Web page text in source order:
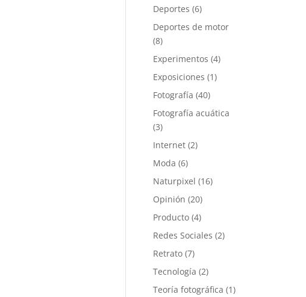
Deportes (6)
Deportes de motor
(8)
Experimentos (4)
Exposiciones (1)
Fotografía (40)
Fotografía acuática
(3)
Internet (2)
Moda (6)
Naturpixel (16)
Opinión (20)
Producto (4)
Redes Sociales (2)
Retrato (7)
Tecnología (2)
Teoría fotográfica (1)